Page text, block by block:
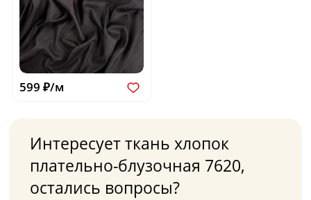
599 ₽/м
Интересует ткань хлопок
плательно-блузочная 7620,
остались вопросы?